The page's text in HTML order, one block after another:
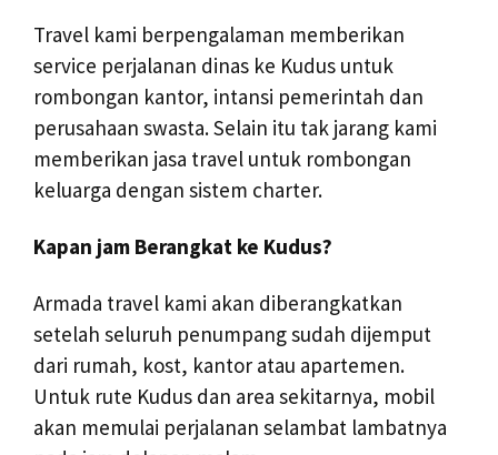
Travel kami berpengalaman memberikan
service perjalanan dinas ke Kudus untuk
rombongan kantor, intansi pemerintah dan
perusahaan swasta. Selain itu tak jarang kami
memberikan jasa travel untuk rombongan
keluarga dengan sistem charter.
Kapan jam Berangkat ke Kudus?
Armada travel kami akan diberangkatkan
setelah seluruh penumpang sudah dijemput
dari rumah, kost, kantor atau apartemen.
Untuk rute Kudus dan area sekitarnya, mobil
akan memulai perjalanan selambat lambatnya